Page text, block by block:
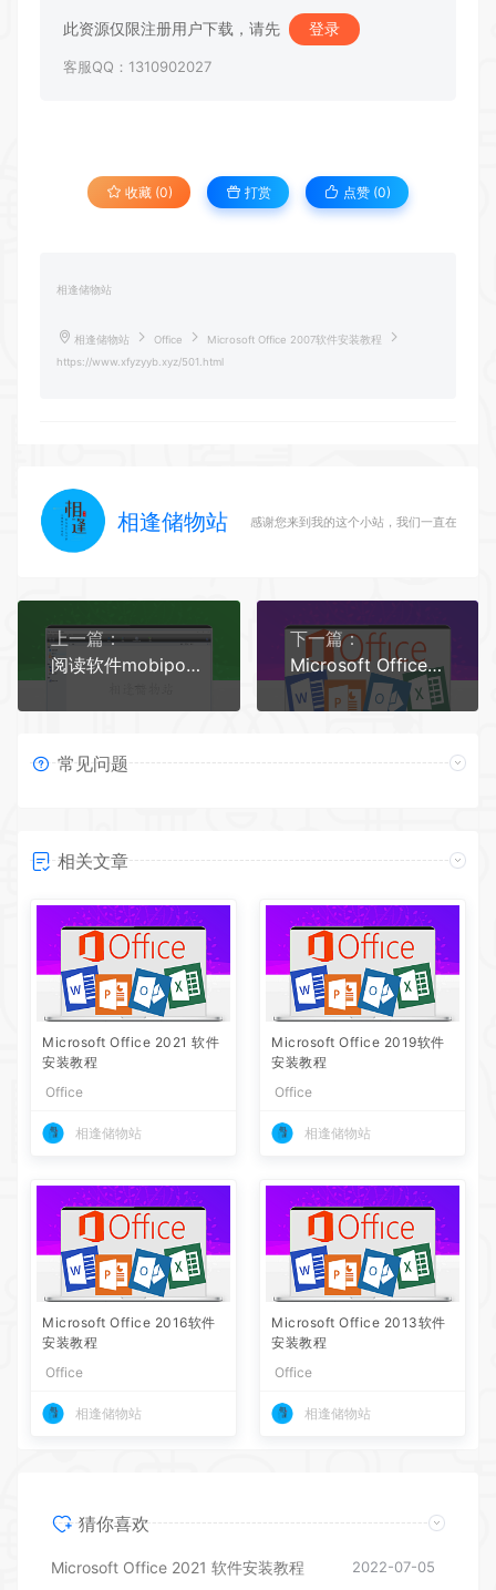
此资源仅限注册用户下载，请先 登录
客服QQ：1310902027
收藏 (0) 打赏 点赞 (0)
相逢储物站
相逢储物站 Office
Microsoft Office 2007软件安装教程
https://www.xfyzyyb.xyz/501.html
相逢储物站 感谢您来到我的这个小站，我们一直在路上
上一篇：
阅读软件mobipocket reader最后的电脑版本
下一篇：
Microsoft Office 2010软件安装教程
常见问题
相关文章
Microsoft Office 2021 软件
安装教程
Office
相逢储物站
Microsoft Office 2019软件
安装教程
Office
相逢储物站
Microsoft Office 2016软件
安装教程
Office
相逢储物站
Microsoft Office 2013软件
安装教程
Office
相逢储物站
猜你喜欢
Microsoft Office 2021 软件安装教程 2022-07-05